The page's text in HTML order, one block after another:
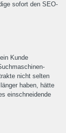
sofort den SEO-
Kunde
nicht selten
haben, hätte
einschneidende